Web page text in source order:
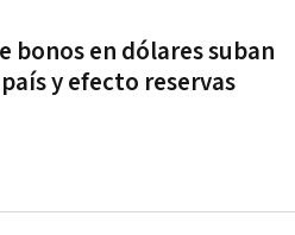
bonos en dólares suban
y efecto reservas